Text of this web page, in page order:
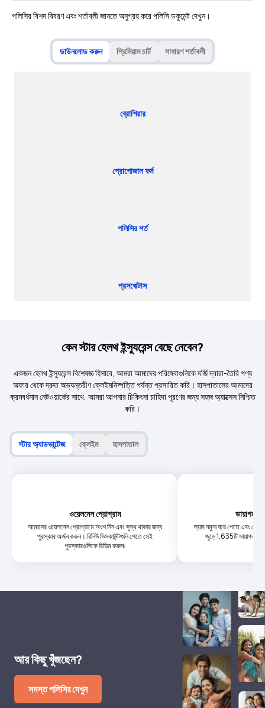
পলিসির বিশদ বিবরণ এবং শর্তাবলী জানতে অনুগ্রহ করে পলিসি ডকুমেন্ট দেখুন।
ডাউনলোড করুন প্রিমিয়াম চার্ট সাধারণ শর্তাবলী
ব্রোশিয়ার
প্রোপোজাল ফর্ম
পলিসির শর্ত
প্রসপেক্টাস
কেন স্টার হেলথ ইন্স্যুরেন্স বেছে নেবেন?
একজন হেলথ ইন্স্যুরেন্স বিশেষজ্ঞ হিসাবে, আমরা আমাদের পরিষেবাগুলিকে দর্জি দ্বারা-তৈরি পণ্য
অফার থেকে দ্রুত অভ্যন্তরীণ ক্লেইমনিষ্পত্তি পর্যন্ত প্রসারিত করি। হাসপাতালের আমাদের
ক্রমবর্ধমান নেটওয়ার্কের সাথে, আমরা আপনার চিকিৎসা চাহিদা পূরণের জন্য সহজ অ্যাক্সেস নিশ্চিত
করি।
স্টার অ্যাডভান্টেজ ক্লেইম হাসপাতাল
ওয়েলনেস প্রোগ্রাম
আমাদের ওয়েলনেস প্রোগ্রামে অংশ নিন এবং সুস্থ থাকার জন্য
পুরস্কার অর্জন করুন। রিনিউ ডিসকাউন্টগুলি পেতে সেই
পুরস্কারগুলিকে রিডিম করুন৷
ল্যাব নমুনা ঘরে পেতে এবং
জুড়ে 1,635টি ডায়াগনস্টিক
আর কিছু খুঁজছেন?
সমস্ত পলিসির দেখুন